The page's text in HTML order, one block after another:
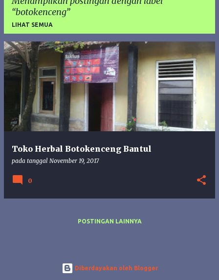
botokenceng
LIHAT SEMUA
P
o
s
Toko Herbal Botokenceng Bantul
pada tanggal November 19, 2017
0
POSTINGAN LAINNYA
Diberdayakan oleh Blogger